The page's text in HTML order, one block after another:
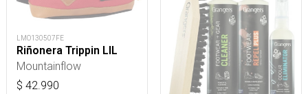
LMO130507FE
Riñonera Trippin LIL
Mountainflow
$ 42.990